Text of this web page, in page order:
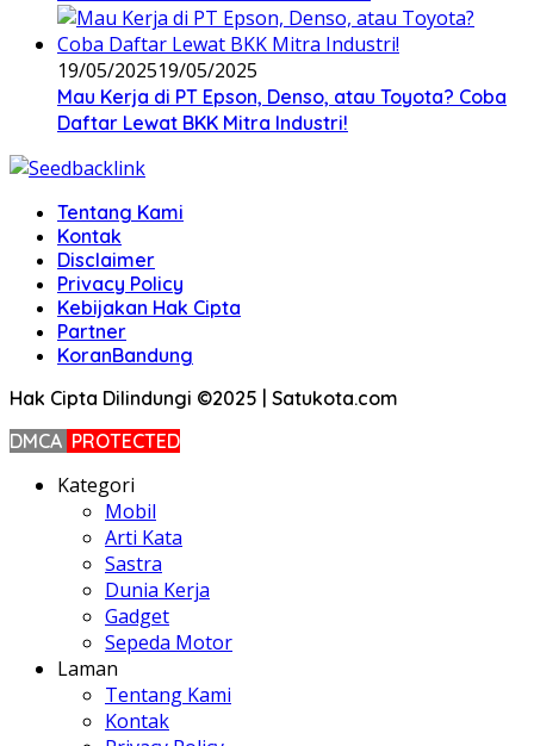
19/05/202519/05/2025
Mau Kerja di PT Epson, Denso, atau Toyota? Coba
Daftar Lewat BKK Mitra Industri!
Tentang Kami
Kontak
Disclaimer
Privacy Policy
Kebijakan Hak Cipta
Partner
KoranBandung
Hak Cipta Dilindungi ©2025 | Satukota.com
DMCA PROTECTED
Kategori
Mobil
Arti Kata
Sastra
Dunia Kerja
Gadget
Sepeda Motor
Laman
Tentang Kami
Kontak